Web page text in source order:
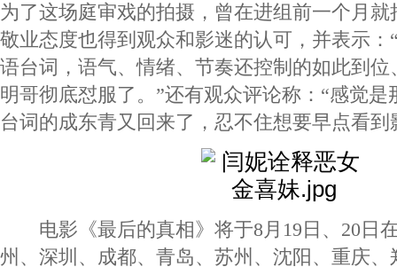
为了这场庭审戏的拍摄，曾在进组前一个月
敬业态度也得到观众和影迷的认可，并表示：
语台词，语气、情绪、节奏还控制的如此到
明哥彻底怼服了。”还有观众评论称：“感觉
台词的成东青又回来了，忍不住想要早点看到
电影《最后的真相》将于8月19日、20日
州、深圳、成都、青岛、苏州、沈阳、重庆